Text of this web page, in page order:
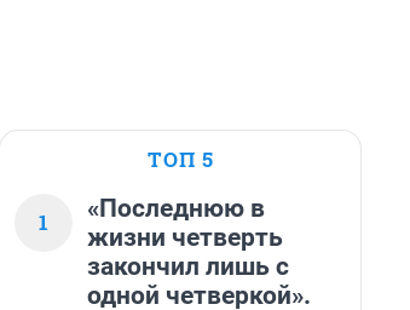
ТОП 5
1
«Последнюю в
жизни четверть
закончил лишь с
одной четверкой».